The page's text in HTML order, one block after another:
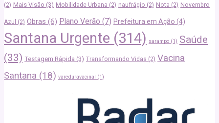
(2) Mais Visão (3) Mobilidade Urbana (2) naufrágio (2) Nota (2) Novembro
Azul (2) Obras (6) Plano Verão (7) Prefeitura em Ação (4)
Santana Urgente (314) sarampo (1) Saúde
(33) Testagem Rápida (3) Transformando Vidas (2) Vacina
Santana (18) vareduravacinal (1)